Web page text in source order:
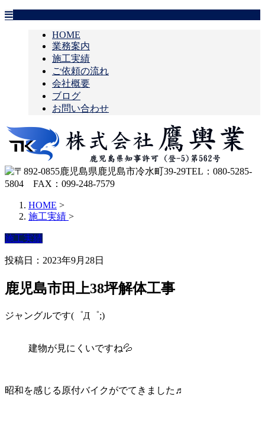
HOME
業務案内
施工実績
ご依頼の流れ
会社概要
ブログ
お問い合わせ
HOME >
施工実績 >
施工実績
投稿日：2023年9月28日
鹿児島市田上38坪解体工事
ジャングルです(゜Д゜;)
建物が見にくいですね💦
昭和を感じる原付バイクがでてきました♬